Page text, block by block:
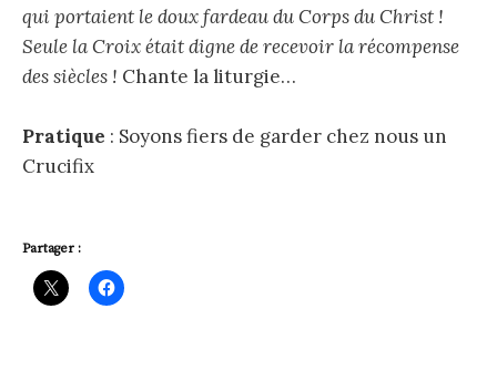
qui portaient le doux fardeau du Corps du Christ !
Seule la Croix était digne de recevoir la récompense
des siècles ! Chante la liturgie…
Pratique : Soyons fiers de garder chez nous un
Crucifix
Partager :